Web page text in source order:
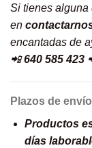
Si tienes alguna
en
encantadas de
📲640 585 423
Plazos de envío
Productos
días